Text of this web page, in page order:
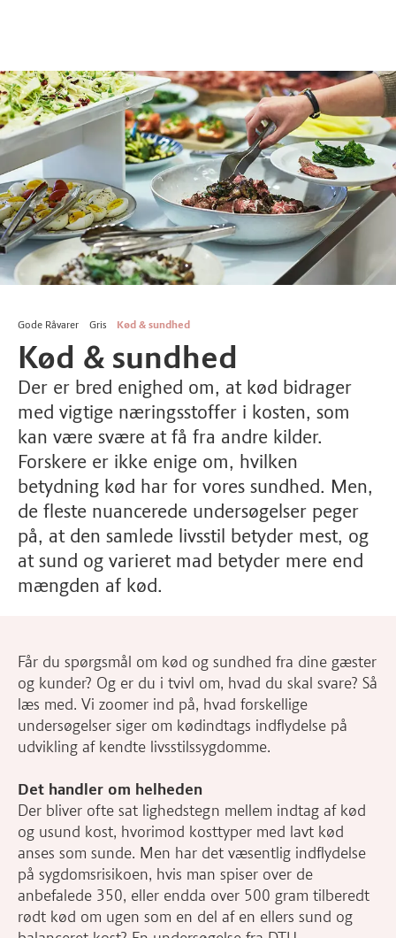
Gode Råvarer Gris Kød & sundhed
Kød & sundhed
Der er bred enighed om, at kød bidrager
med vigtige næringsstoffer i kosten, som
kan være svære at få fra andre kilder.
Forskere er ikke enige om, hvilken
betydning kød har for vores sundhed. Men,
de fleste nuancerede undersøgelser peger
på, at den samlede livsstil betyder mest, og
at sund og varieret mad betyder mere end
mængden af kød.
Får du spørgsmål om kød og sundhed fra dine gæster
og kunder? Og er du i tvivl om, hvad du skal svare? Så
læs med. Vi zoomer ind på, hvad forskellige
undersøgelser siger om kødindtags indflydelse på
udvikling af kendte livsstilssygdomme.
Det handler om helheden
Der bliver ofte sat lighedstegn mellem indtag af kød
og usund kost, hvorimod kosttyper med lavt kød
anses som sunde. Men har det væsentlig indflydelse
på sygdomsrisikoen, hvis man spiser over de
anbefalede 350, eller endda over 500 gram tilberedt
rødt kød om ugen som en del af en ellers sund og